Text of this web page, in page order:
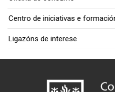
Centro de iniciativas e
Ligazóns de interese